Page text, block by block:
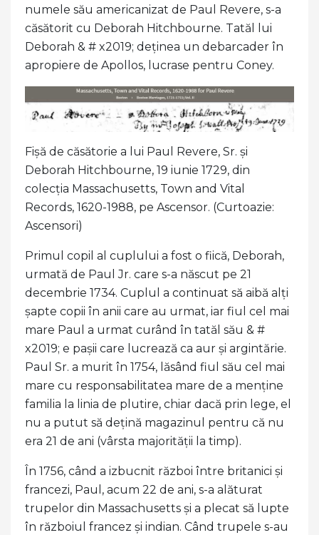
numele său americanizat de Paul Revere, s-a
căsătorit cu Deborah Hitchbourne. Tatăl lui
Deborah & # x2019; deținea un debarcader în
apropiere de Apollos, lucrase pentru Coney.
Fișă de căsătorie a lui Paul Revere, Sr. și
Deborah Hitchbourne, 19 iunie 1729, din
colecția Massachusetts, Town and Vital
Records, 1620-1988, pe Ascensor. (Curtoazie:
Ascensori)
Primul copil al cuplului a fost o fiică, Deborah,
urmată de Paul Jr. care s-a născut pe 21
decembrie 1734. Cuplul a continuat să aibă alți
șapte copii în anii care au urmat, iar fiul cel mai
mare Paul a urmat curând în tatăl său & #
x2019; e pașii care lucrează ca aur și argintărie.
Paul Sr. a murit în 1754, lăsând fiul său cel mai
mare cu responsabilitatea mare de a menține
familia la linia de plutire, chiar dacă prin lege, el
nu a putut să dețină magazinul pentru că nu
era 21 de ani (vârsta majorității la timp).
În 1756, când a izbucnit război între britanici și
francezi, Paul, acum 22 de ani, s-a alăturat
trupelor din Massachusetts și a plecat să lupte
în războiul francez și indian. Când trupele s-au